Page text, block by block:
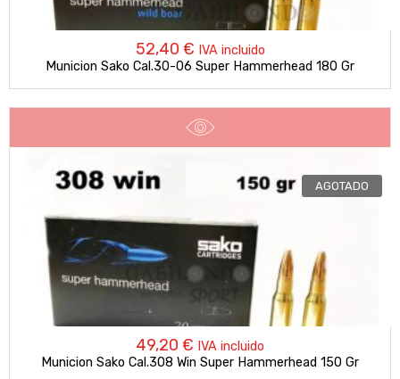
52,40 € IVA incluido
Municion Sako Cal.30-06 Super Hammerhead 180 Gr
AGOTADO
49,20 € IVA incluido
Municion Sako Cal.308 Win Super Hammerhead 150 Gr